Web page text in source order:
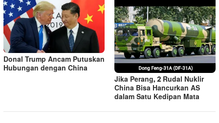
Donal Trump Ancam Putuskan
Hubungan dengan China
Jika Perang, 2 Rudal Nuklir
China Bisa Hancurkan AS
dalam Satu Kedipan Mata